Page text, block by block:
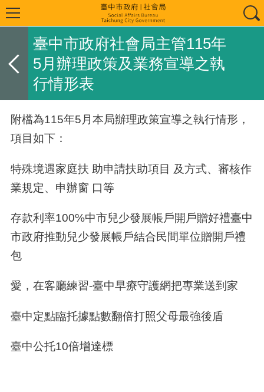
臺中市政府社會局主管115年
5月辦理政策及業務宣導之執
行情形表
附檔為115年5月本局辦理政策宣導之執行情形，
項目如下：
特殊境遇家庭扶 助申請扶助項目 及方式、審核作
業規定、申辦窗 口等
存款利率100%中市兒少發展帳戶開戶贈好禮臺中
市政府推動兒少發展帳戶結合民間單位贈開戶禮
包
愛，在客廳練習-臺中早療守護網把專業送到家
臺中定點臨托據點數翻倍打照父母最強後盾
臺中公托10倍增達標